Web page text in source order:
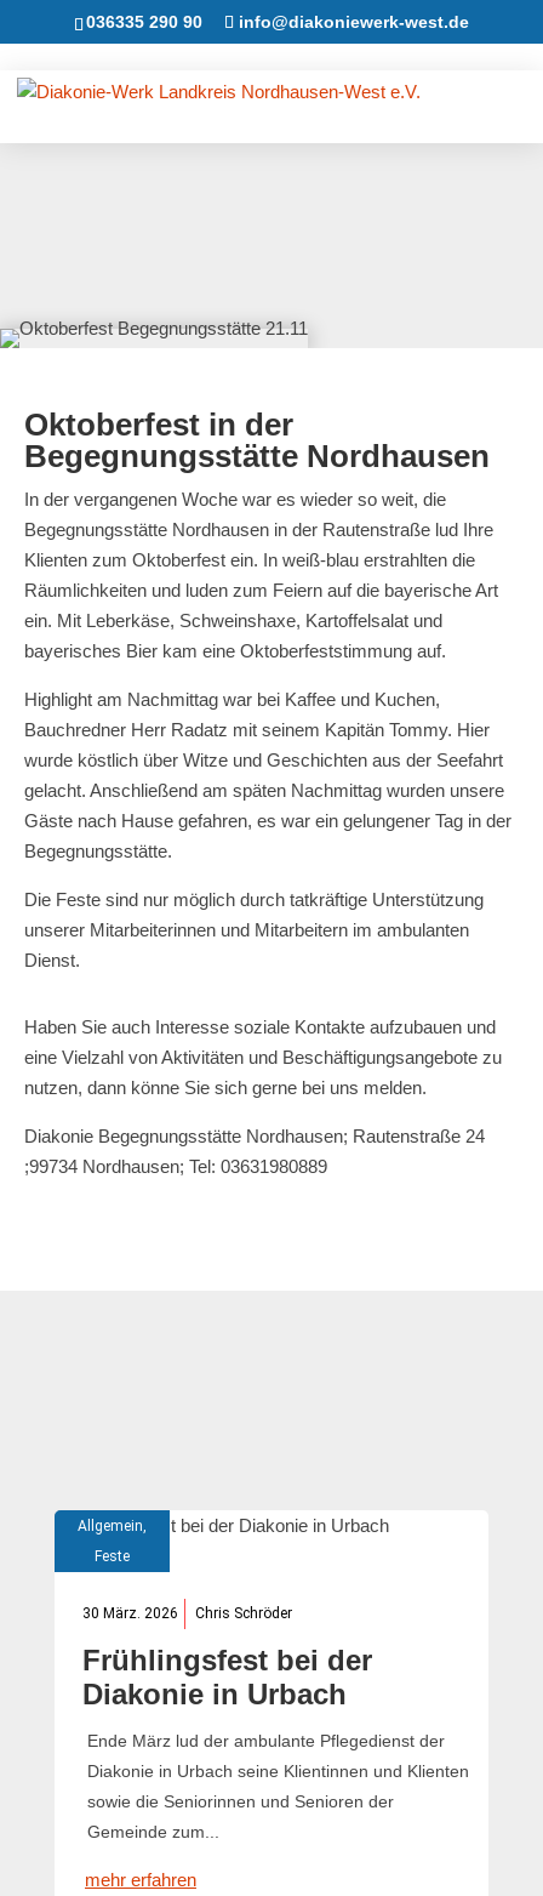
036335 290 90 info@diakoniewerk-west.de
Oktoberfest in der
Begegnungsstätte Nordhausen
In der vergangenen Woche war es wieder so weit, die
Begegnungsstätte Nordhausen in der Rautenstraße lud Ihre
Klienten zum Oktoberfest ein. In weiß-blau erstrahlten die
Räumlichkeiten und luden zum Feiern auf die bayerische Art
ein. Mit Leberkäse, Schweinshaxe, Kartoffelsalat und
bayerisches Bier kam eine Oktoberfeststimmung auf.
Highlight am Nachmittag war bei Kaffee und Kuchen,
Bauchredner Herr Radatz mit seinem Kapitän Tommy. Hier
wurde köstlich über Witze und Geschichten aus der Seefahrt
gelacht. Anschließend am späten Nachmittag wurden unsere
Gäste nach Hause gefahren, es war ein gelungener Tag in der
Begegnungsstätte.
Die Feste sind nur möglich durch tatkräftige Unterstützung
unserer Mitarbeiterinnen und Mitarbeitern im ambulanten
Dienst.
Haben Sie auch Interesse soziale Kontakte aufzubauen und
eine Vielzahl von Aktivitäten und Beschäftigungsangebote zu
nutzen, dann könne Sie sich gerne bei uns melden.
Diakonie Begegnungsstätte Nordhausen; Rautenstraße 24
;99734 Nordhausen; Tel: 03631980889
Allgemein,
Feste
30 März. 2026 Chris Schröder
Frühlingsfest bei der
Diakonie in Urbach
Ende März lud der ambulante Pflegedienst der
Diakonie in Urbach seine Klientinnen und Klienten
sowie die Seniorinnen und Senioren der
Gemeinde zum...
mehr erfahren